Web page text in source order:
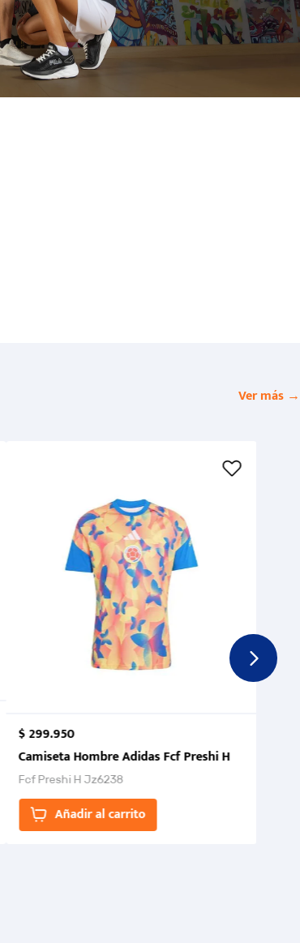
Ver más →
FCF 2026.
$299.950
Camiseta Hombre Adidas Fcf Preshi H
Fcf Preshi H Jz6238
Añadir al carrito